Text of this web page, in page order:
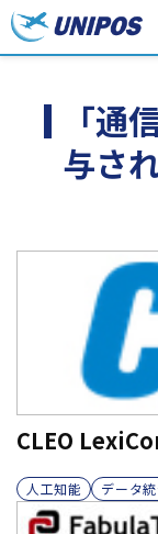
「通
与さ
CLEO
人工知能 データ